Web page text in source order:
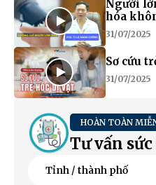
Người
hóa
31/07/2025
Sơ cứu
31/07/2025
HOÀN TOÀN
Tư vấn